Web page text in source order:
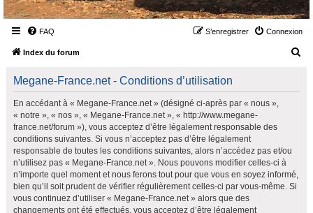
FAQ Connexion
S’enregistrer
Index du forum
Megane-France.net - Conditions d’utilisation
En accédant à « Megane-France.net » (désigné ci-après par « nous »,
« notre », « nos », « Megane-France.net », « http://www.megane-
france.net/forum »), vous acceptez d’être légalement responsable des
conditions suivantes. Si vous n’acceptez pas d’être légalement
responsable de toutes les conditions suivantes, alors n’accédez pas et/ou
n’utilisez pas « Megane-France.net ». Nous pouvons modifier celles-ci à
n’importe quel moment et nous ferons tout pour que vous en soyez informé,
bien qu’il soit prudent de vérifier régulièrement celles-ci par vous-même. Si
vous continuez d’utiliser « Megane-France.net » alors que des
changements ont été effectués, vous acceptez d’être légalement